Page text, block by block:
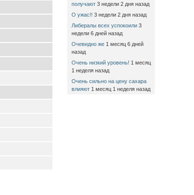
получают 3 недели 2 дня назад
О ужас!! 3 недели 2 дня назад
Либералы всех успокоили 3
недели 6 дней назад
Очевидно же 1 месяц 6 дней
назад
Очень низкий уровень! 1 месяц
1 неделя назад
Очень сильно на цену сахара
влияют 1 месяц 1 неделя назад